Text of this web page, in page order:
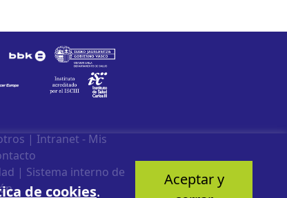
de cookies.
Aceptar y
| Intranet - Mis
| Sistema interno de